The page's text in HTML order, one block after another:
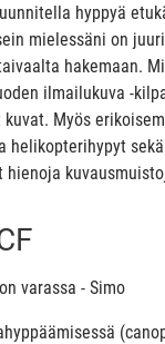
hyppyä
mielessäni on
hakemaan.
ilmailukuva -
Myös
helikopterihypyt
hienoja
varassa - Simo